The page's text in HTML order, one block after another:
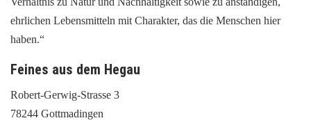
ehrlichen Lebensmitteln mit Charakter, das die Menschen hier
haben.“
Feines aus dem Hegau
Robert-Gerwig-Strasse 3
78244 Gottmadingen